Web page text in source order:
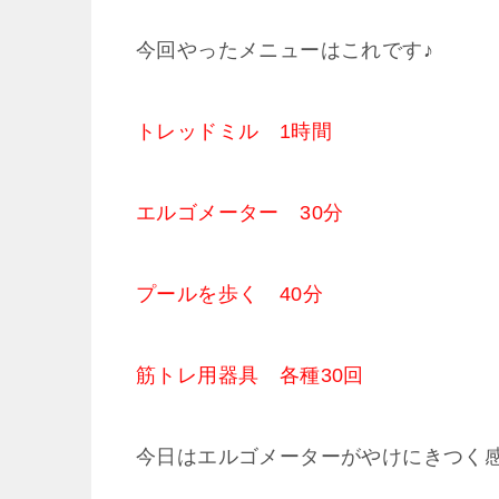
今回やったメニューはこれです♪
トレッドミル 1時間
エルゴメーター 30分
プールを歩く 40分
筋トレ用器具 各種30回
今日はエルゴメーターがやけにきつく